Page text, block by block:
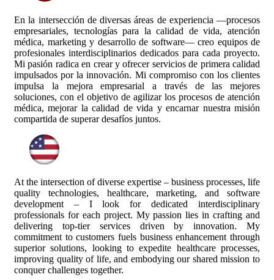
En la intersección de diversas áreas de experiencia —procesos
empresariales, tecnologías para la calidad de vida, atención
médica, marketing y desarrollo de software— creo equipos de
profesionales interdisciplinarios dedicados para cada proyecto.
Mi pasión radica en crear y ofrecer servicios de primera calidad
impulsados por la innovación. Mi compromiso con los clientes
impulsa la mejora empresarial a través de las mejores
soluciones, con el objetivo de agilizar los procesos de atención
médica, mejorar la calidad de vida y encarnar nuestra misión
compartida de superar desafíos juntos.
At the intersection of diverse expertise – business processes, life
quality technologies, healthcare, marketing, and software
development – I look for dedicated interdisciplinary
professionals for each project. My passion lies in crafting and
delivering top-tier services driven by innovation. My
commitment to customers fuels business enhancement through
superior solutions, looking to expedite healthcare processes,
improving quality of life, and embodying our shared mission to
conquer challenges together.